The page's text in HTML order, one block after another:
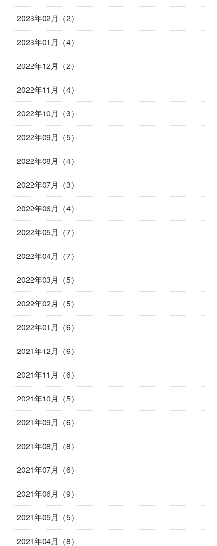
2023年02月（2）
2023年01月（4）
2022年12月（2）
2022年11月（4）
2022年10月（3）
2022年09月（5）
2022年08月（4）
2022年07月（3）
2022年06月（4）
2022年05月（7）
2022年04月（7）
2022年03月（5）
2022年02月（5）
2022年01月（6）
2021年12月（6）
2021年11月（6）
2021年10月（5）
2021年09月（6）
2021年08月（8）
2021年07月（6）
2021年06月（9）
2021年05月（5）
2021年04月（8）